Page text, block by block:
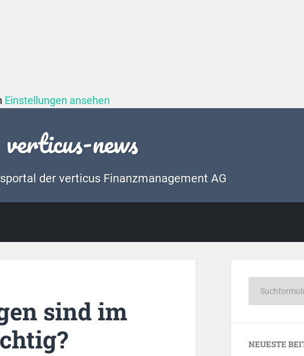
Einstellungen ansehen
verticus-news
der verticus Finanzmanagement AG
sind im
NEUESTE